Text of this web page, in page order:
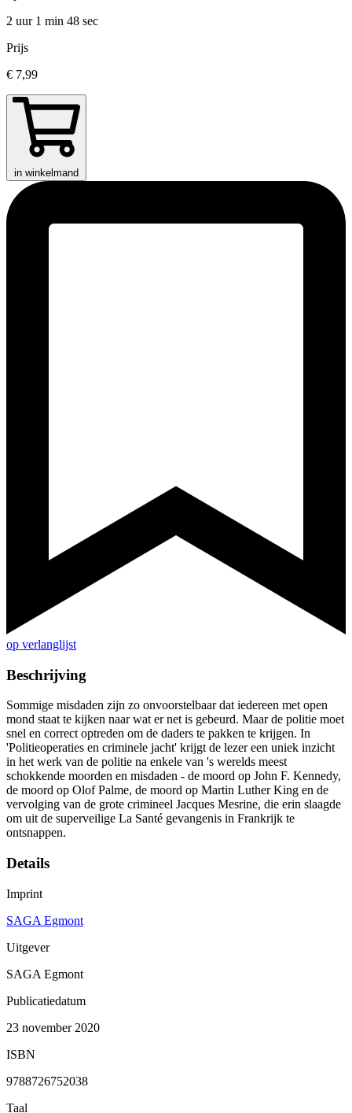
2 uur 1 min 48 sec
Prijs
€ 7,99
in winkelmand
op verlanglijst
Beschrijving
Sommige misdaden zijn zo onvoorstelbaar dat iedereen met open
mond staat te kijken naar wat er net is gebeurd. Maar de politie moet
snel en correct optreden om de daders te pakken te krijgen. In
'Politieoperaties en criminele jacht' krijgt de lezer een uniek inzicht
in het werk van de politie na enkele van 's werelds meest
schokkende moorden en misdaden - de moord op John F. Kennedy,
de moord op Olof Palme, de moord op Martin Luther King en de
vervolging van de grote crimineel Jacques Mesrine, die erin slaagde
om uit de superveilige La Santé gevangenis in Frankrijk te
ontsnappen.
Details
Imprint
SAGA Egmont
Uitgever
SAGA Egmont
Publicatiedatum
23 november 2020
ISBN
9788726752038
Taal